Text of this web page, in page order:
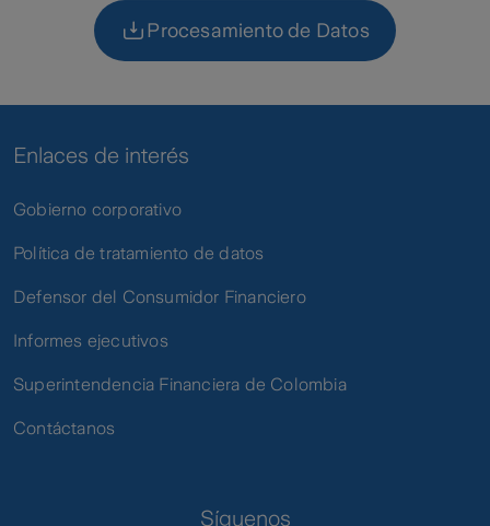
Procesamiento de Datos
Enlaces de interés
Gobierno corporativo
Política de tratamiento de datos
Defensor del Consumidor Financiero
Informes ejecutivos
Superintendencia Financiera de Colombia
Contáctanos
Síguenos